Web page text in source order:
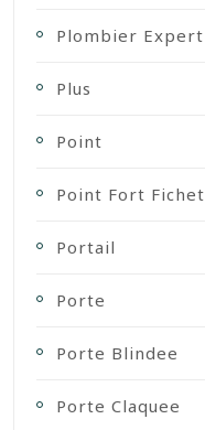
Plombier Expert
Plus
Point
Point Fort Fichet
Portail
Porte
Porte Blindee
Porte Claquee